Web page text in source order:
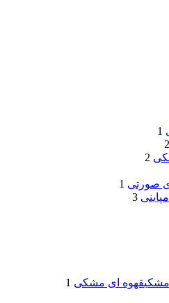
1
2
2
صورتی 1
3
قهوه ای مشکی 1